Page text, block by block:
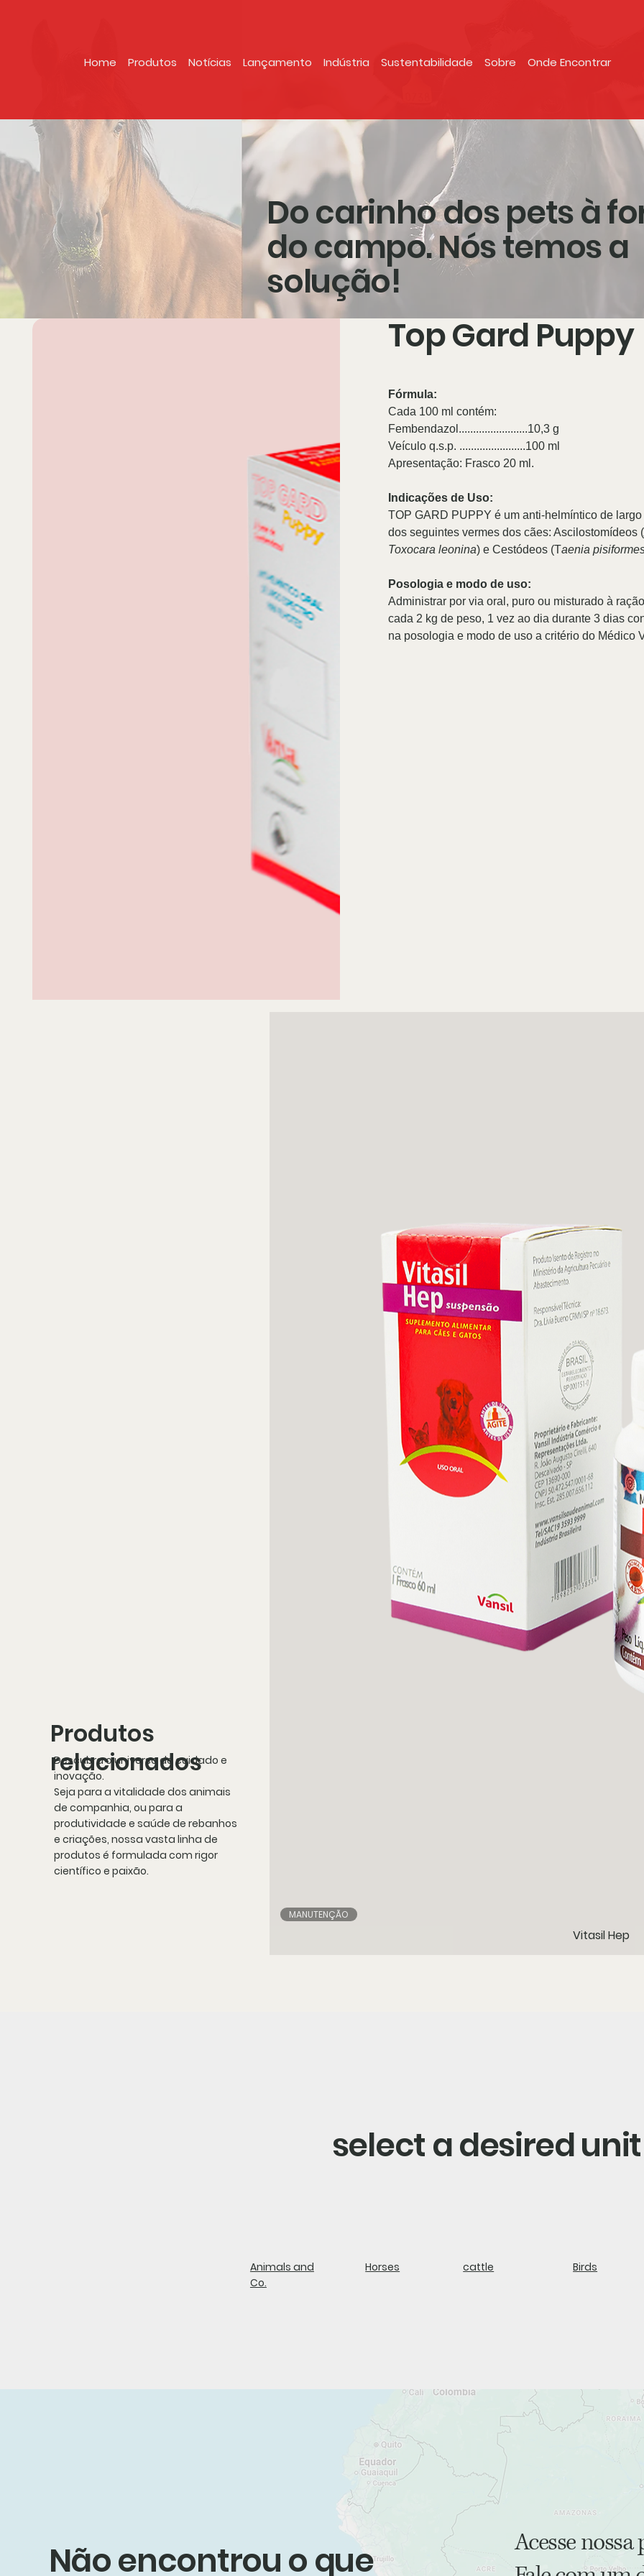
Home Produtos Notícias Lançamento Indústria Sustentabilidade Sobre Onde Encontrar
Do carinho dos pets à
do campo. Nós temos a
solução!
Top Gard Puppy
Fórmula:
Cada 100 ml contém:
Fembendazol........................10,3 g
Veículo q.s.p. .......................100 ml
Apresentação: Frasco 20 ml.
Indicações de Uso:
TOP GARD PUPPY é um anti-helmíntico de
dos seguintes vermes dos cães: Ascilostomídeos (
Toxocara leonina) e Cestódeos (Taenia
Posologia e modo de uso:
Administrar por via oral, puro ou misturado à
cada 2 kg de peso, 1 vez ao dia durante 3 dias
na posologia e modo de uso a critério do Médico
select a desired unit
Animals and
Co.
Horses cattle Birds
Não encontrou o que
Acesse
Produtos
relacionados
Descubra o universo de cuidado e
inovação.
Seja para a vitalidade dos animais
de companhia, ou para a
produtividade e saúde de rebanhos
e criações, nossa vasta linha de
produtos é formulada com rigor
científico e paixão.
MANUTENÇÃO
Vitasil Hep